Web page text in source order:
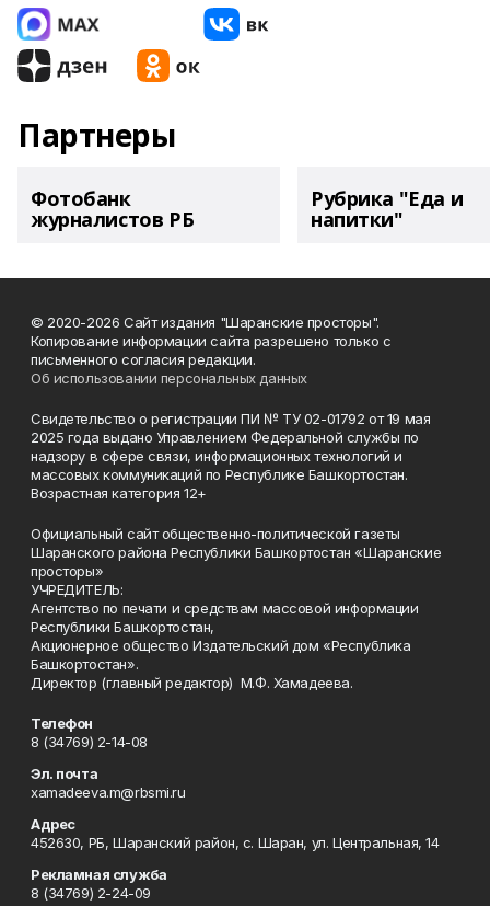
Партнеры
Фотобанк
журналистов РБ
Рубрика "Еда и
напитки"
© 2020-2026 Сайт издания "Шаранские просторы".
Копирование информации сайта разрешено только с
письменного согласия редакции.
Об использовании персональных данных
Свидетельство о регистрации ПИ № ТУ 02-01792 от 19 мая
2025 года выдано Управлением Федеральной службы по
надзору в сфере связи, информационных технологий и
массовых коммуникаций по Республике Башкортостан.
Возрастная категория 12+
Официальный сайт общественно-политической газеты
Шаранского района Республики Башкортостан «Шаранские
просторы»
УЧРЕДИТЕЛЬ:
Агентство по печати и средствам массовой информации
Республики Башкортостан,
Акционерное общество Издательский дом «Республика
Башкортостан».
Директор (главный редактор) М.Ф. Хамадеева.
Телефон
8 (34769) 2-14-08
Эл. почта
xamadeeva.m@rbsmi.ru
Адрес
452630, РБ, Шаранский район, с. Шаран, ул. Центральная, 14
Рекламная служба
8 (34769) 2-24-09